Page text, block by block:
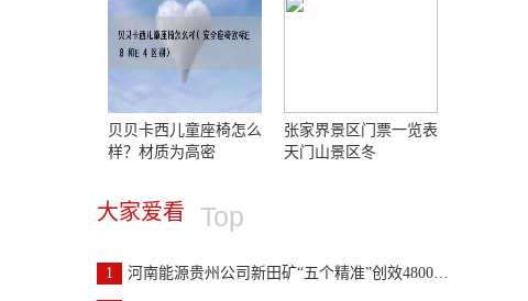
贝贝卡西儿童座椅怎么
样？材质为高密
张家界景区门票一览表
天门山景区冬
大家爱看 Top
1 河南能源贵州公司新田矿“五个精准”创效4800万元